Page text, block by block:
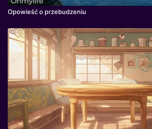
Opowieść o przebudzeniu